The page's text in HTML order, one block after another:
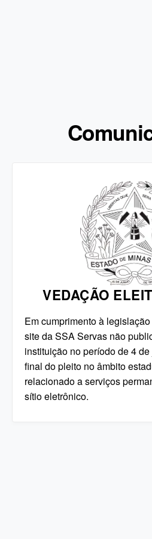
VEDAÇÃO
Em cumprimento à
site da SSA Servas não
instituição no período de 4
final do pleito no âmbito
relacionado a serviços
sítio eletrônico.